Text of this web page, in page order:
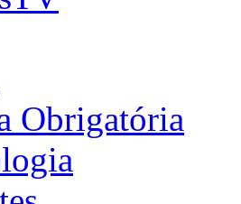
Obrigatória